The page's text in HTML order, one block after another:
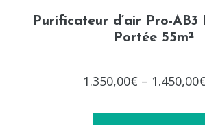
Purificateur d’air Pro-AB3
Portée 55m²
0
sur
1.350,00€ – 1.450,00€